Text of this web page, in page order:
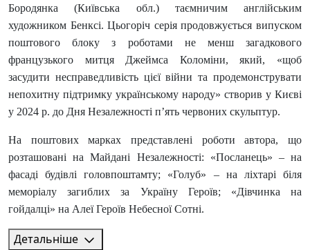
Бородянка (Київська обл.) таємничим англійським
художником Бенксі. Цьогоріч серія продовжується випуском
поштового блоку з роботами не менш загадкового
французького митця Джеймса Коломіни, який, «щоб
засудити несправедливість цієї війни та продемонструвати
непохитну підтримку українському народу» створив у Києві
у 2024 р. до Дня Незалежності п’ять червоних скульптур.
На поштових марках представлені роботи автора, що
розташовані на Майдані Незалежності: «Посланець» – на
фасаді будівлі головпоштамту; «Голуб» – на ліхтарі біля
меморіалу загиблих за Україну Героїв; «Дівчинка на
гойдалці» на Алеї Героїв Небесної Сотні.
Детальніше